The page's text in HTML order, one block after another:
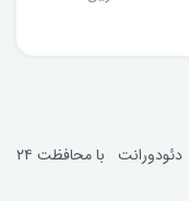
✨ خرید استیک ضد تعریق اورجینال: بهترین دئودورانت با محافظت ۲۴